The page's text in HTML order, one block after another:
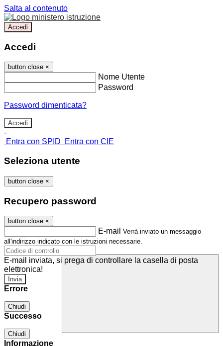
Salta al contenuto
Accedi
Accedi
button close ×
Nome Utente
Password
Password dimenticata?
-
Entra con SPID
Entra con CIE
Seleziona utente
button close ×
Recupero password
button close ×
E-mail Verrà inviato un messaggio
all'indirizzo indicato con le istruzioni necessarie.
E-mail inviata, si prega di controllare la casella di posta
elettronica!
Errore
Chiudi
Successo
Chiudi
Informazione